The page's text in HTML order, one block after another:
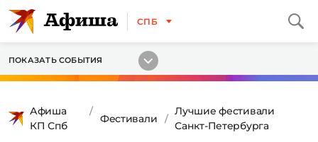
СПБ
ПОКАЗАТЬ СОБЫТИЯ
Афиша
КП Спб
Фестивали
Лучшие фестивали
Санкт-Петербурга